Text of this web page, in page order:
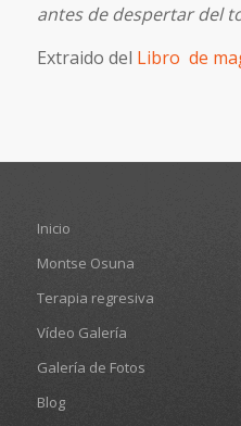
antes de despertar del
Extraido del Libro de
Inicio
Montse Osuna
Terapia regresiva
Vídeo Galería
Galería de Fotos
Blog